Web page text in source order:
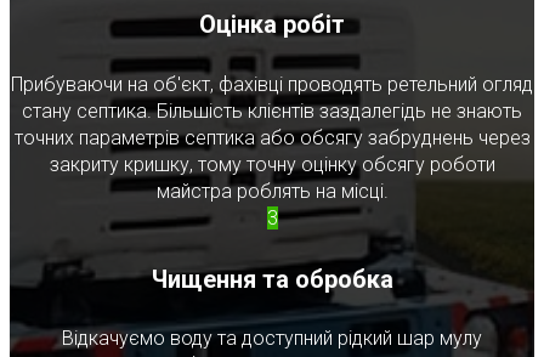
Оцінка робіт
Прибуваючи на об'єкт, фахівці проводять ретельний огляд
стану септика. Більшість клієнтів заздалегідь не знають
точних параметрів септика або обсягу забруднень через
закриту кришку, тому точну оцінку обсягу роботи
майстра роблять на місці.
3
Чищення та обробка
Відкачуємо воду та доступний рідкий шар мулу